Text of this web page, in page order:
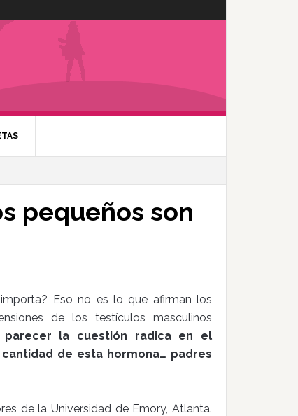
pequeños son
Eso no es lo que afirman los
de los testículos masculinos
parecer la cuestión radica en el
de esta hormona… padres
de la Universidad de Emory, Atlanta.